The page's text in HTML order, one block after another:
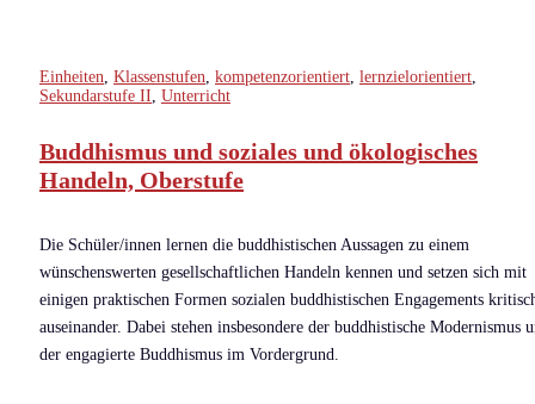
Einheiten Klassenstufen kompetenzorientiert lernzielorientiert
Sekundarstufe II Unterricht
Buddhismus und soziales und ökologisches
Handeln, Oberstufe
Die Schüler/innen lernen die buddhistischen Aussagen zu einem
wünschenswerten gesellschaftlichen Handeln kennen und setzen sich mit
einigen praktischen Formen sozialen buddhistischen Engagements
auseinander. Dabei stehen insbesondere der buddhistische Modernismus
der engagierte Buddhismus im Vordergrund.